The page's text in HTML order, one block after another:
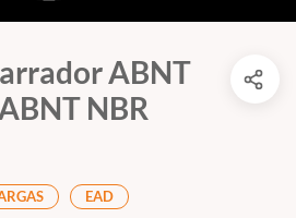
ABNT
NBR
EAD